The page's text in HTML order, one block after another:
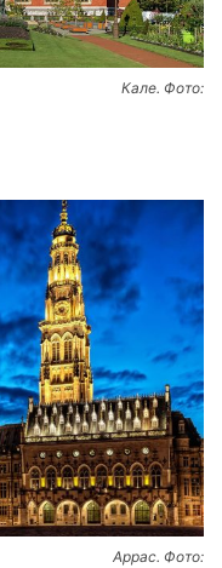
Кале. Фото:
Аррас. Фото: